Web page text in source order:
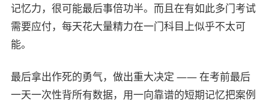
记忆力，很可能最后事倍功半。而且在有如此多门考试
需要应付，每天花大量精力在一门科目上似乎不太可
能。
最后拿出作死的勇气，做出重大决定 —— 在考前最后
一天一次性背所有数据，用一向靠谱的短期记忆把案例